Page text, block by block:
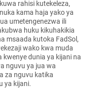
rahisi kutekeleza,
kama haja yako ya
umetengenezwa ili
huku kikuhakikia
msaada kutoka FadSol,
wako kwa muda
dunia ya kijani na
nguvu ya jua wa
za nguvu katika
ya kijani.